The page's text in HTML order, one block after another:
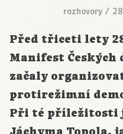
rozhovory /
Před třiceti lety
Manifest
začaly
protirežimní
Při té příležitosti